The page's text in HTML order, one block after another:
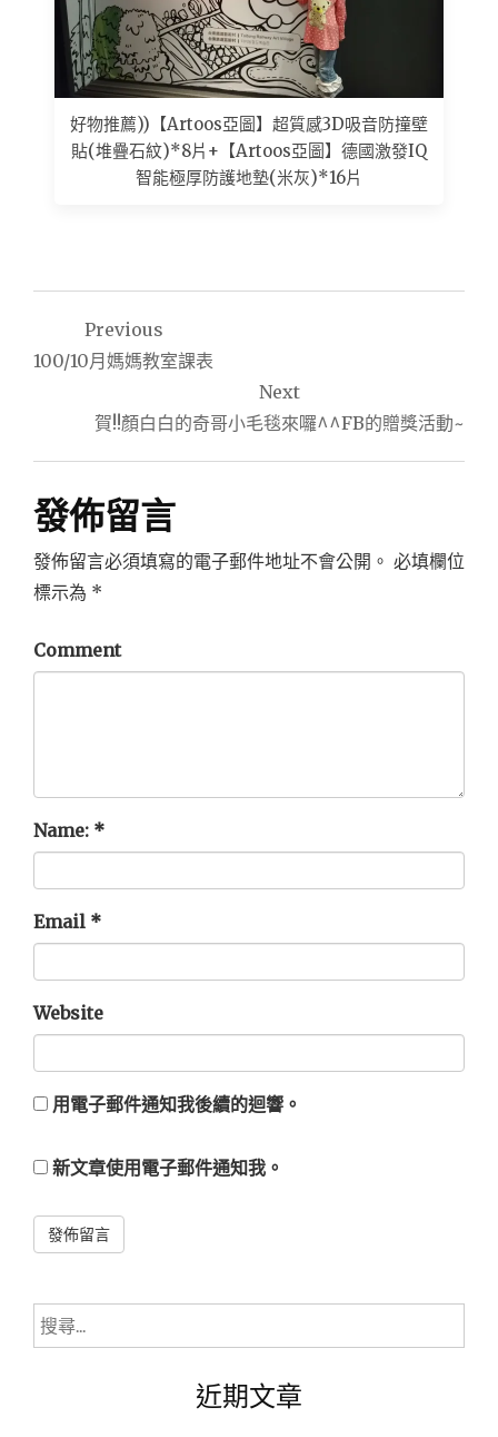
好物推薦))【Artoos亞圖】超質感3D吸音防撞壁
貼(堆疊石紋)*8片+【Artoos亞圖】德國激發IQ
智能極厚防護地墊(米灰)*16片
章
Previous
100/10月媽媽教室課表
Next
賀!!顏白白的奇哥小毛毯來囉^^FB的贈獎活動~
發佈留言
發佈留言必須填寫的電子郵件地址不會公開。 必填欄位
標示為 *
Comment
Name: *
Email *
Website
用電子郵件通知我後續的迴響。
新文章使用電子郵件通知我。
搜
尋
近期文章